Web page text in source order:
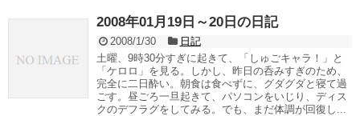
2008年01月19日～20日の日記
2008/1/30
日記
土曜、9時30分すぎに起きて、「しゅごキャラ！」と
「ケロロ」を見る。しかし、昨日の呑みすぎのため、
完全に二日酔い。朝食は食べずに、グダグダと寝て過
ごす。昼ごろ一旦起きて、パソコンをいじり、ディス
クのデフラグをしてみる。でも、まだ体調が回復し...